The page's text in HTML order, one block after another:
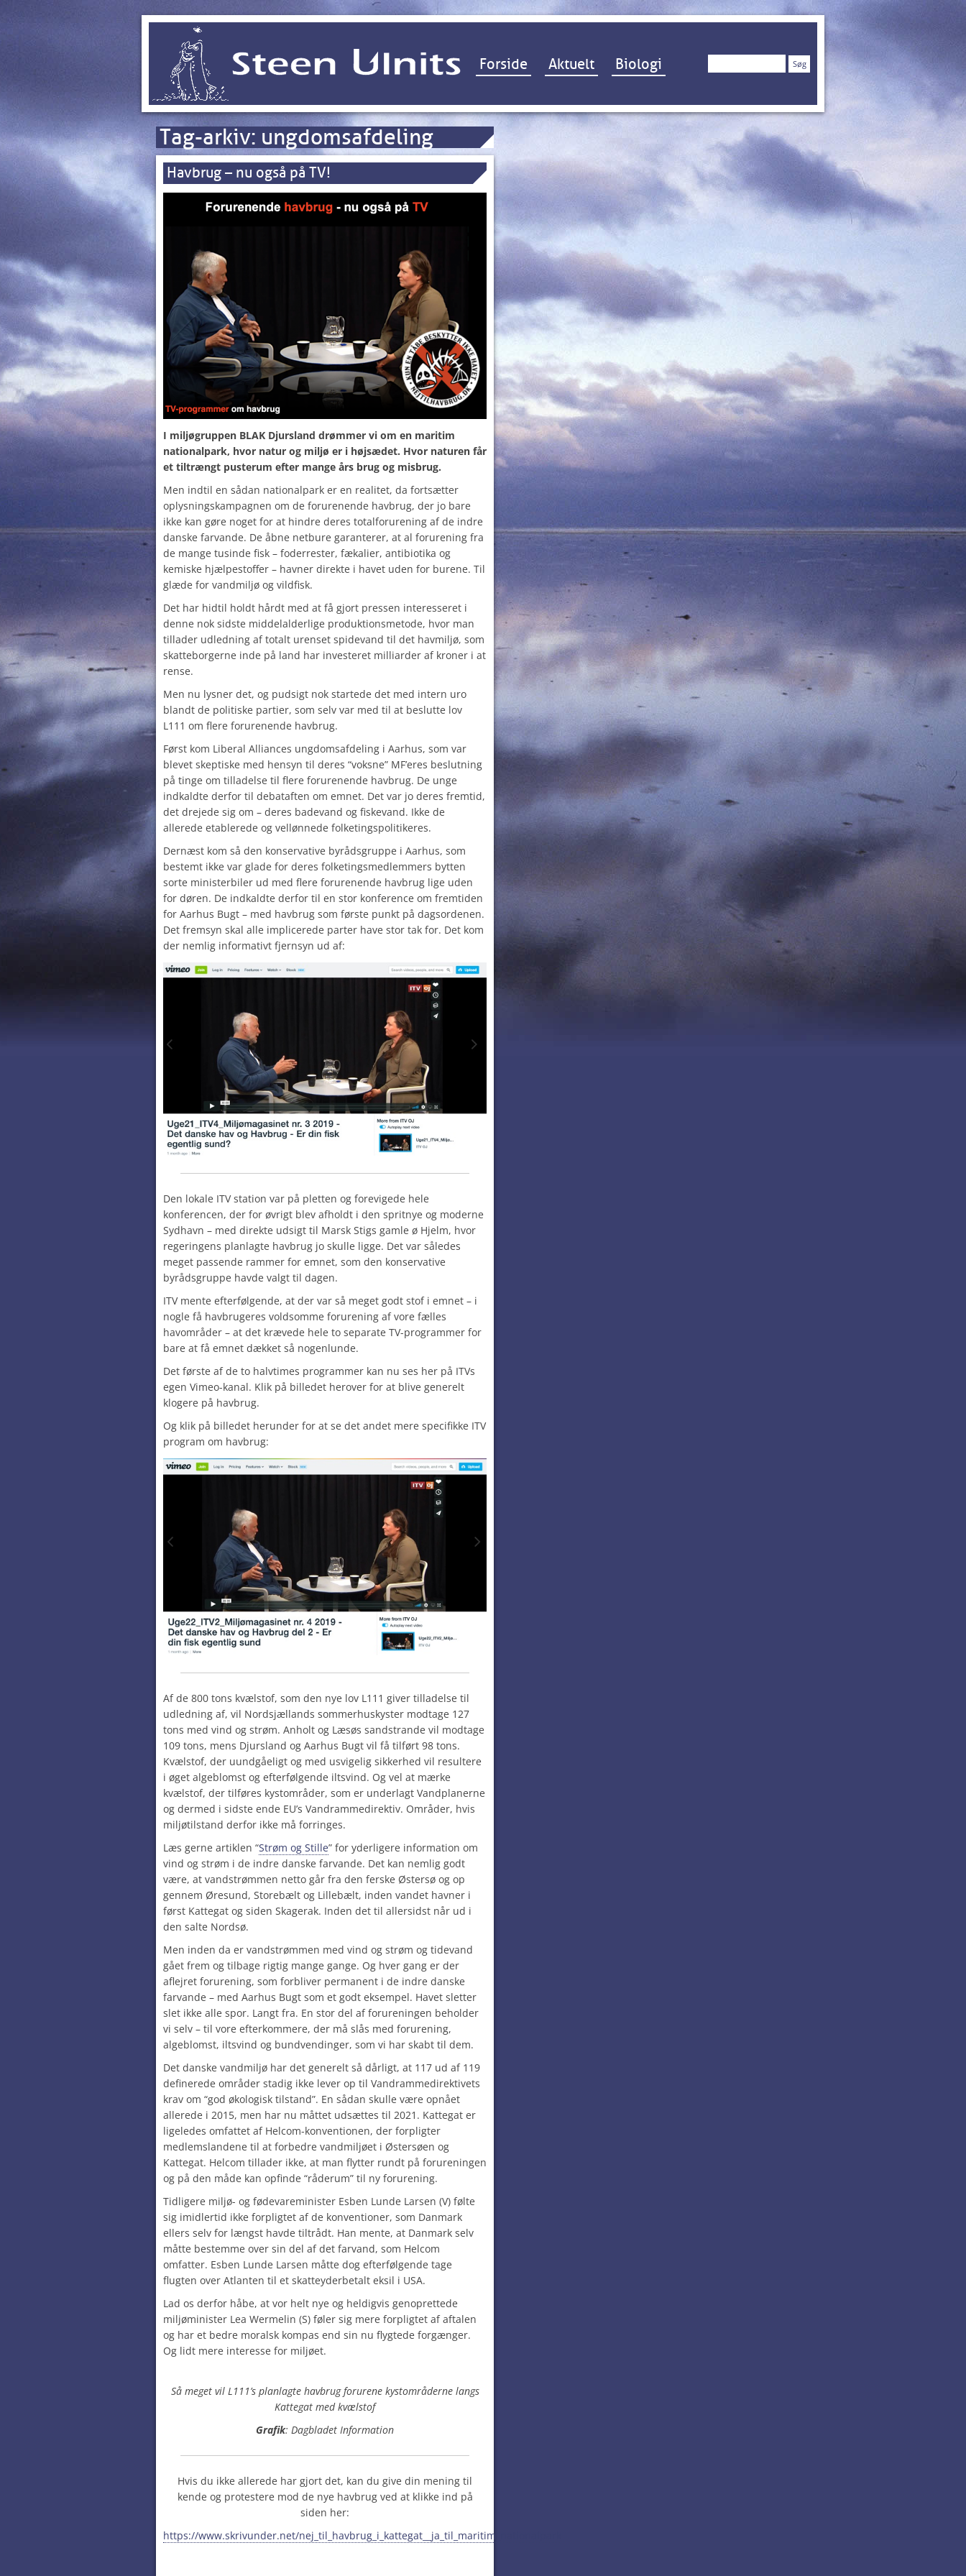
Hop til indhold
Forside Aktuelt Biologi Søg
Tag-arkiv: ungdomsafdeling
Havbrug – nu også på TV!
I miljøgruppen BLAK Djursland drømmer vi om en maritim
nationalpark, hvor natur og miljø er i højsædet. Hvor naturen får
et tiltrængt pusterum efter mange års brug og misbrug.
Men indtil en sådan nationalpark er en realitet, da fortsætter
oplysningskampagnen om de forurenende havbrug, der jo bare
ikke kan gøre noget for at hindre deres totalforurening af de indre
danske farvande. De åbne netbure garanterer, at al forurening fra
de mange tusinde fisk – foderrester, fækalier, antibiotika og
kemiske hjælpestoffer – havner direkte i havet uden for burene. Til
glæde for vandmiljø og vildfisk.
Det har hidtil holdt hårdt med at få gjort pressen interesseret i
denne nok sidste middelalderlige produktionsmetode, hvor man
tillader udledning af totalt urenset spidevand til det havmiljø, som
skatteborgerne inde på land har investeret milliarder af kroner i at
rense.
Men nu lysner det, og pudsigt nok startede det med intern uro
blandt de politiske partier, som selv var med til at beslutte lov
L111 om flere forurenende havbrug.
Først kom Liberal Alliances ungdomsafdeling i Aarhus, som var
blevet skeptiske med hensyn til deres “voksne” MF’eres beslutning
på tinge om tilladelse til flere forurenende havbrug. De unge
indkaldte derfor til debataften om emnet. Det var jo deres fremtid,
det drejede sig om – deres badevand og fiskevand. Ikke de
allerede etablerede og vellønnede folketingspolitikeres.
Dernæst kom så den konservative byrådsgruppe i Aarhus, som
bestemt ikke var glade for deres folketingsmedlemmers bytten
sorte ministerbiler ud med flere forurenende havbrug lige uden
for døren. De indkaldte derfor til en stor konference om fremtiden
for Aarhus Bugt – med havbrug som første punkt på dagsordenen.
Det fremsyn skal alle implicerede parter have stor tak for. Det kom
der nemlig informativt fjernsyn ud af:
Den lokale ITVstation var på pletten og forevigede hele
konferencen, der for øvrigt blev afholdt i den spritnye og moderne
Sydhavn – med direkte udsigt til Marsk Stigs gamle ø Hjelm, hvor
regeringens planlagte havbrug jo skulle ligge. Det var således
meget passende rammer for emnet, som den konservative
byrådsgruppe havde valgt til dagen.
ITV mente efterfølgende, at der var så meget godt stof i emnet – i
nogle få havbrugeres voldsomme forurening af vore fælles
havområder – at det krævede hele to separate TV-programmer for
bare at få emnet dækket så nogenlunde.
Det første af de to halvtimes programmer kan nu ses her på ITVs
egen Vimeo-kanal. Klik på billedet herover for at blive generelt
klogere på havbrug.
Og klik på billedet herunder for at se det andet mere specifikke ITV
program om havbrug:
Af de 800 tons kvælstof, som den nye lov L111 giver tilladelse til
udledning af, vil Nordsjællands sommerhuskyster modtage 127
tons med vind og strøm. Anholt og Læsøs sandstrande vil modtage
109 tons, mens Djursland og Aarhus Bugt vil få tilført 98 tons.
Kvælstof, der uundgåeligt og med usvigelig sikkerhed vil resultere
i øget algeblomst og efterfølgende iltsvind. Og vel at mærke
kvælstof, der tilføres kystområder, som er underlagt Vandplanerne
og dermed i sidste ende EU’s Vandrammedirektiv. Områder, hvis
miljøtilstand derfor ikke må forringes.
Læs gerne artiklen “Strøm og Stille” for yderligere information om
vind og strøm i de indre danske farvande. Det kan nemlig godt
være, at vandstrømmen netto går fra den ferske Østersø og op
gennem Øresund, Storebælt og Lillebælt, inden vandet havner i
først Kattegat og siden Skagerak. Inden det til allersidst når ud i
den salte Nordsø.
Men inden da er vandstrømmen med vind og strøm og tidevand
gået frem og tilbage rigtig mange gange. Og hver gang er der
aflejret forurening, som forbliver permanent i de indre danske
farvande – med Aarhus Bugt som et godt eksempel. Havet sletter
slet ikke alle spor. Langt fra. En stor del af forureningen beholder
vi selv – til vore efterkommere, der må slås med forurening,
algeblomst, iltsvind og bundvendinger, som vi har skabt til dem.
Det danske vandmiljø har det generelt så dårligt, at 117 ud af 119
definerede områder stadig ikke lever op til Vandrammedirektivets
krav om “god økologisk tilstand”. En sådan skulle være opnået
allerede i 2015, men har nu måttet udsættes til 2021. Kattegat er
ligeledes omfattet af Helcom-konventionen, der forpligter
medlemslandene til at forbedre vandmiljøet i Østersøen og
Kattegat. Helcom tillader ikke, at man flytter rundt på forureningen
og på den måde kan opfinde “råderum” til ny forurening.
Tidligere miljø- og fødevareminister Esben Lunde Larsen (V) følte
sig imidlertid ikke forpligtet af de konventioner, som Danmark
ellers selv for længst havde tiltrådt. Han mente, at Danmark selv
måtte bestemme over sin del af det farvand, som Helcom
omfatter. Esben Lunde Larsen måtte dog efterfølgende tage
flugten over Atlanten til et skatteyderbetalt eksil i USA.
Lad os derfor håbe, at vor helt nye og heldigvis genoprettede
miljøminister Lea Wermelin (S) føler sig mere forpligtet af aftalen
og har et bedre moralsk kompas end sin nu flygtede forgænger.
Og lidt mere interesse for miljøet.
Så meget vil L111’s planlagte havbrug forurene kystområderne langs
Kattegat med kvælstof
Grafik: Dagbladet Information
Hvis du ikke allerede har gjort det, kan du give din mening til
kende og protestere mod de nye havbrug ved at klikke ind på
siden her:
https://www.skrivunder.net/nej_til_havbrug_i_kattegat__ja_til_maritim_nationalpark